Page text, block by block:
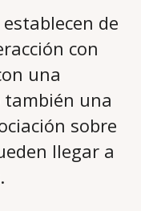
de
con
una
también una
sobre
llegar a